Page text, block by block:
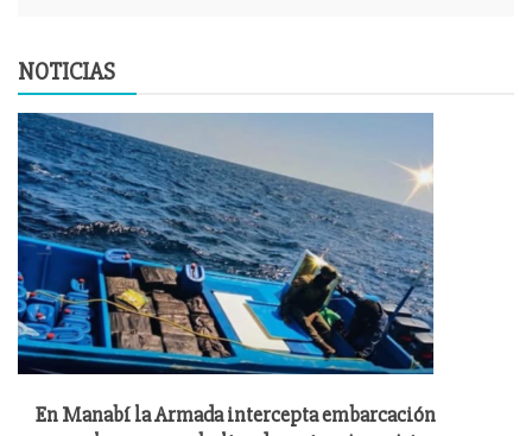
NOTICIAS
En Manabí la Armada intercepta embarcación